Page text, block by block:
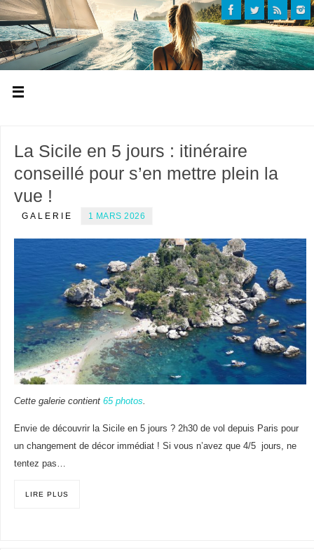
La Sicile en 5 jours : itinéraire
conseillé pour s’en mettre plein la
vue !
GALERIE 1 MARS 2026
Cette galerie contient 65 photos.
Envie de découvrir la Sicile en 5 jours ? 2h30 de vol depuis Paris pour
un changement de décor immédiat ! Si vous n’avez que 4/5 jours, ne
tentez pas…
LIRE PLUS